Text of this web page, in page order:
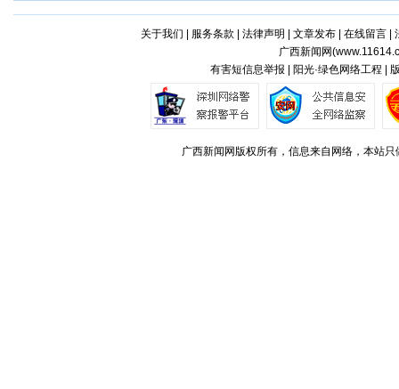
关于我们 服务条款 法律声明 文章发布| 在线留言|
广西新闻网(
有害短信息举报 | 阳光·绿色网络工程 |
广西新闻网版权所有，信息来自网络，本站